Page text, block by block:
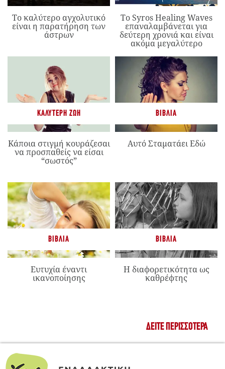
Το καλύτερο αγχολυτικό
είναι η παρατήρηση των
άστρων
Το Syros Healing Waves
επαναλαμβάνεται για
δεύτερη χρονιά και είναι
ακόμα μεγαλύτερο
ΚΑΛΎΤΕΡΗ ΖΩΉ
Κάποια στιγμή κουράζεσαι
να προσπαθείς να είσαι
“σωστός”
ΒΙΒΛΊΑ
Αυτό Σταματάει Εδώ
ΒΙΒΛΊΑ
Ευτυχία έναντι
ικανοποίησης
ΒΙΒΛΊΑ
Η διαφορετικότητα ως
καθρέφτης
ΔΕΊΤΕ ΠΕΡΙΣΣΌΤΕΡΑ